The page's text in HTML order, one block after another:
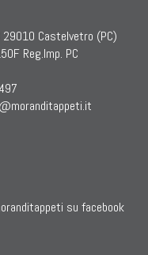
29010 Castelvetro (PC)
Reg.Imp. PC